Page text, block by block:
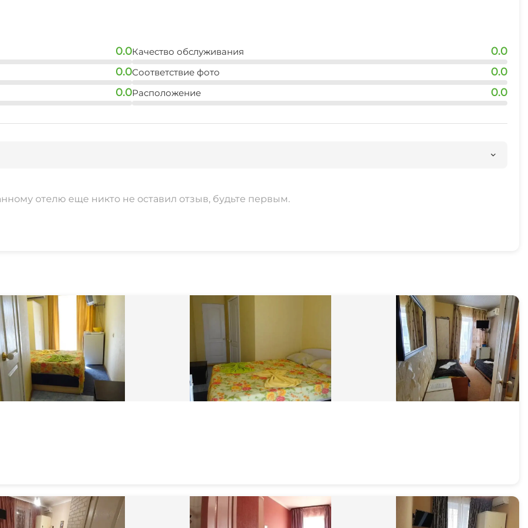
0.0
0.0
0.0
Качество обслуживания 0.0
Соответствие фото 0.0
Расположение 0.0
отелю еще никто не оставил отзыв, будьте первым.